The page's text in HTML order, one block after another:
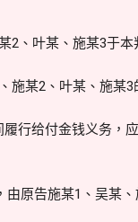
2、叶某、施某3于
施某2、叶某、施某3
行给付金钱义务，
由原告施某1、吴某